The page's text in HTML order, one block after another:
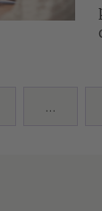
…